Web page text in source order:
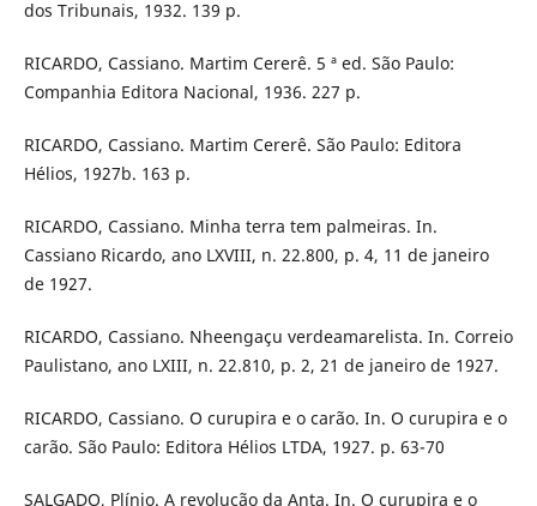
dos Tribunais, 1932. 139 p.
RICARDO, Cassiano. Martim Cererê. 5 ª ed. São Paulo:
Companhia Editora Nacional, 1936. 227 p.
RICARDO, Cassiano. Martim Cererê. São Paulo: Editora
Hélios, 1927b. 163 p.
RICARDO, Cassiano. Minha terra tem palmeiras. In.
Cassiano Ricardo, ano LXVIII, n. 22.800, p. 4, 11 de janeiro
de 1927.
RICARDO, Cassiano. Nheengaçu verdeamarelista. In. Correio
Paulistano, ano LXIII, n. 22.810, p. 2, 21 de janeiro de 1927.
RICARDO, Cassiano. O curupira e o carão. In. O curupira e o
carão. São Paulo: Editora Hélios LTDA, 1927. p. 63-70
SALGADO, Plínio. A revolução da Anta. In. O curupira e o